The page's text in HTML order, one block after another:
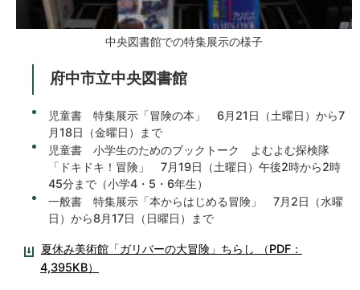
中央図書館での特集展示の様子
府中市立中央図書館
児童書 特集展示「冒険の本」 6月21日（土曜日）から7
月18日（金曜日）まで
児童書 小学生のためのブックトーク よむよむ探検隊
「ドキドキ！冒険」 7月19日（土曜日）午後2時から2時
45分まで（小学4・5・6年生）
一般書 特集展示「本からはじめる冒険」 7月2日（水曜
日）から8月17日（日曜日）まで
夏休み美術館「ガリバーの大冒険」ちらし （PDF：
4,395KB）